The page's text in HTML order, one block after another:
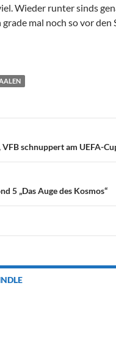
Wieder runter sinds
mal noch so vor
schnuppert am UEFA-
5 „Das Auge des Kosmos“